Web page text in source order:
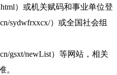
）或机关赋码和事业单位登
sydwfrxxcx/）或全国社会组
gsxt/newList）等网站，相关
。